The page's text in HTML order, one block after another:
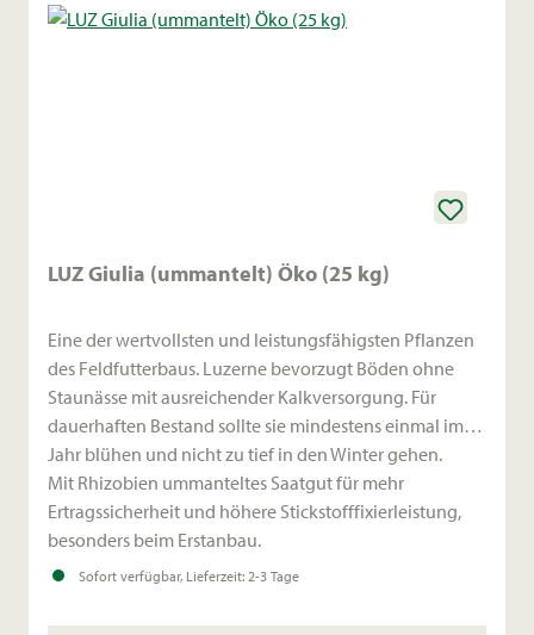
LUZ Giulia (ummantelt) Öko (25 kg)
Eine der wertvollsten und leistungsfähigsten Pflanzen
des Feldfutterbaus. Luzerne bevorzugt Böden ohne
Staunässe mit ausreichender Kalkversorgung. Für
dauerhaften Bestand sollte sie mindestens einmal im
Jahr blühen und nicht zu tief in den Winter gehen.
Mit Rhizobien ummanteltes Saatgut für mehr
Ertragssicherheit und höhere Stickstofffixierleistung,
besonders beim Erstanbau.
Sofort verfügbar, Lieferzeit: 2-3 Tage